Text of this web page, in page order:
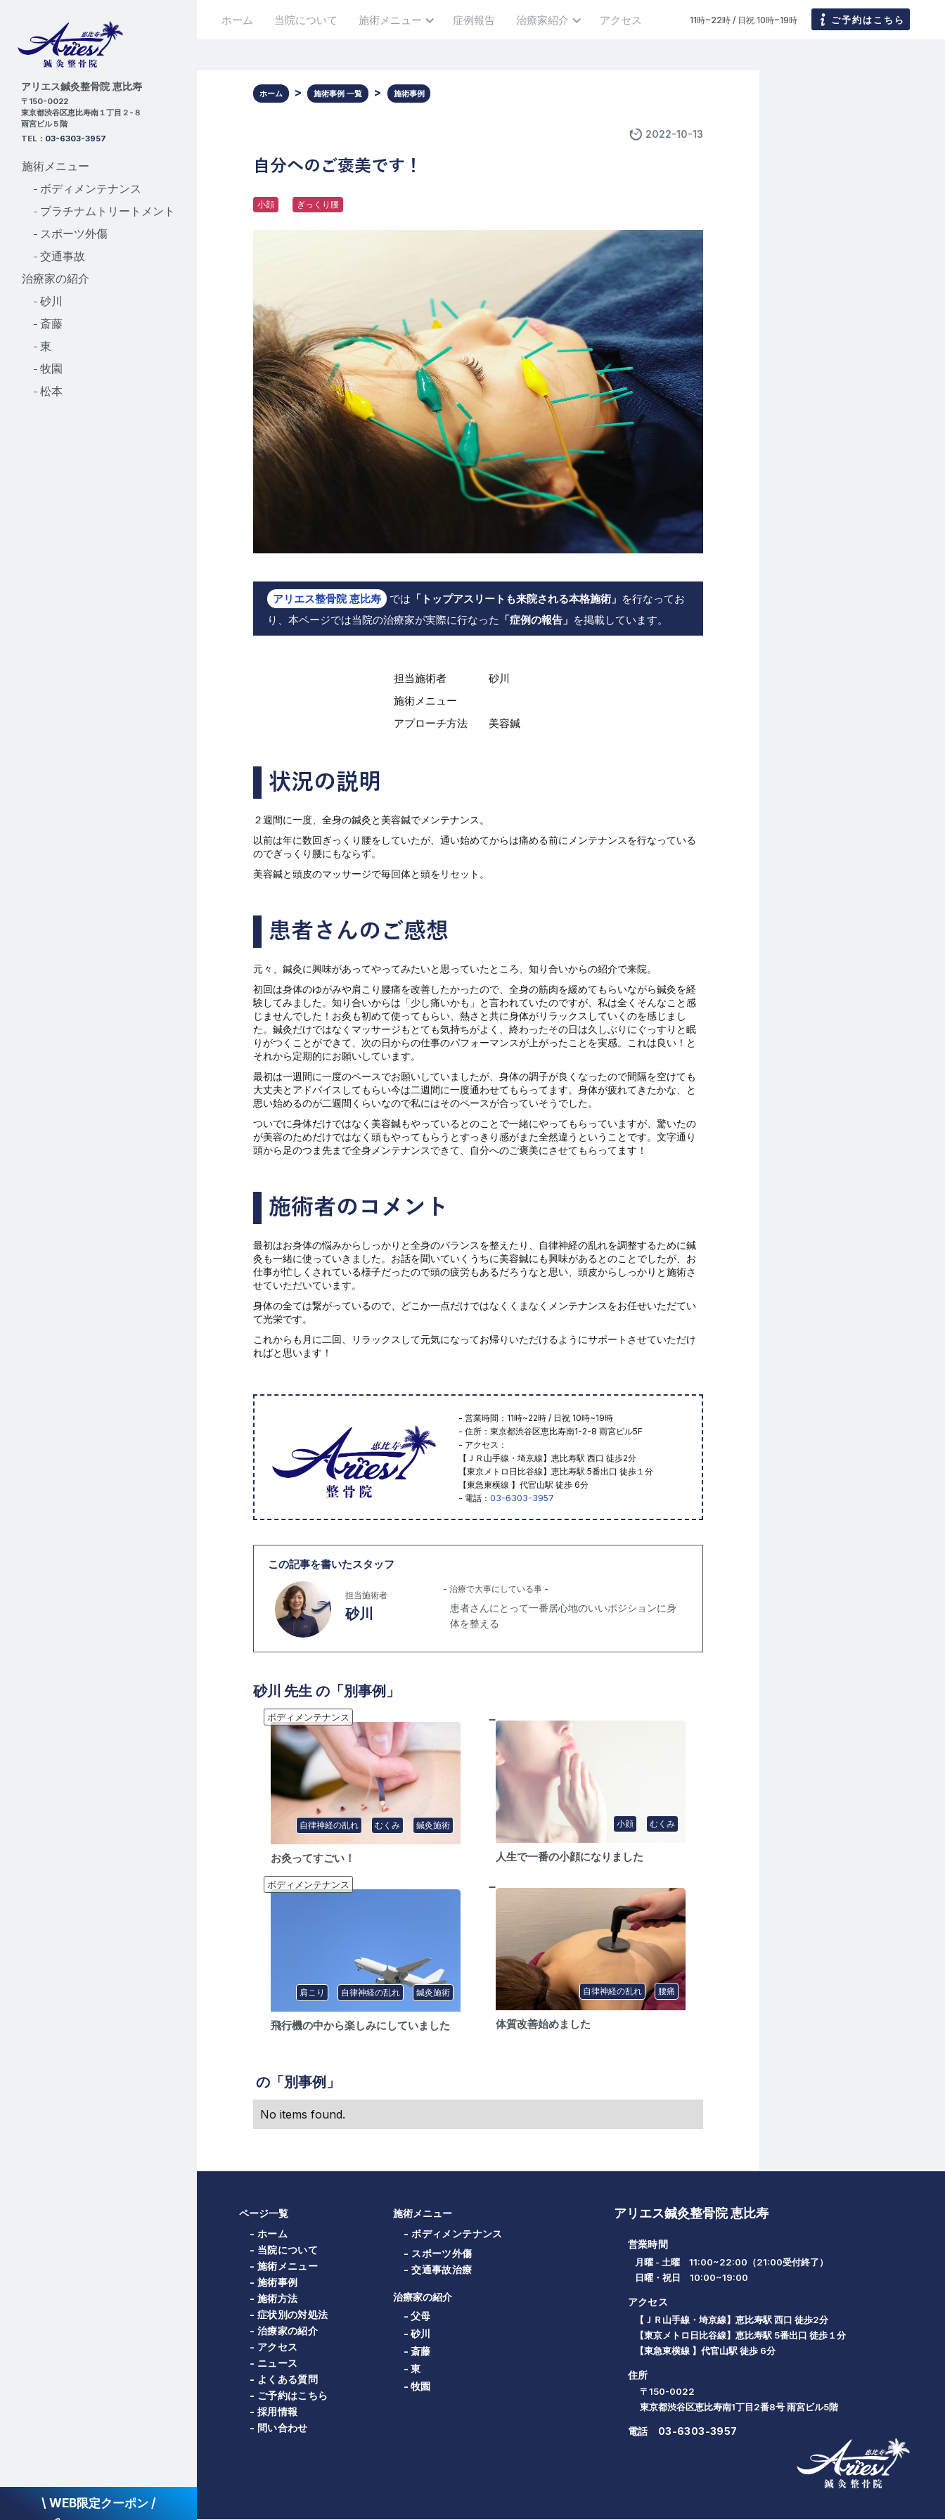
ホーム 当院について 施術メニュー 症例報告 治療家紹介 アクセス 11時~22時 / 日祝 10時~19時 ご予約はこちら
アリエス鍼灸整骨院 恵比寿
〒150-0022
東京都渋谷区恵比寿南１丁目２-８
雨宮ビル５階
TEL： 03-6303-3957
施術メニュー
- ボディメンテナンス
- プラチナムトリートメント
- スポーツ外傷
- 交通事故
治療家の紹介
- 砂川
- 斎藤
- 東
- 牧園
- 松本
\ WEB限定クーポン /
ホーム 施術事例 一覧 施術事例
2022-10-13
自分へのご褒美です！
小顔 ぎっくり腰
アリエス整骨院 恵比寿 では 「トップアスリートも来院される本格施術」 を行なってお
り、本ページでは当院の治療家が実際に行なった 「症例の報告」 を掲載しています。
担当施術者
砂川
施術メニュー
アプローチ方法
美容鍼
状況の説明
２週間に一度、全身の鍼灸と美容鍼でメンテナンス。
以前は年に数回ぎっくり腰をしていたが、通い始めてからは痛める前にメンテナンスを行なっている
のでぎっくり腰にもならず。
美容鍼と頭皮のマッサージで毎回体と頭をリセット。
患者さんのご感想
元々、鍼灸に興味があってやってみたいと思っていたところ、知り合いからの紹介で来院。
初回は身体のゆがみや肩こり腰痛を改善したかったので、全身の筋肉を緩めてもらいながら鍼灸を経
験してみました。知り合いからは「少し痛いかも」と言われていたのですが、私は全くそんなこと感
じませんでした！お灸も初めて使ってもらい、熱さと共に身体がリラックスしていくのを感じまし
た。鍼灸だけではなくマッサージもとても気持ちがよく、終わったその日は久しぶりにぐっすりと眠
りがつくことができて、次の日からの仕事のパフォーマンスが上がったことを実感。これは良い！と
それから定期的にお願いしています。
最初は一週間に一度のペースでお願いしていましたが、身体の調子が良くなったので間隔を空けても
大丈夫とアドバイスしてもらい今は二週間に一度通わせてもらってます。身体が疲れてきたかな、と
思い始めるのが二週間くらいなので私にはそのペースが合っていそうでした。
ついでに身体だけではなく美容鍼もやっているとのことで一緒にやってもらっていますが、驚いたの
が美容のためだけではなく頭もやってもらうとすっきり感がまた全然違うということです。文字通り
頭から足のつま先まで全身メンテナンスできて、自分へのご褒美にさせてもらってます！
施術者のコメント
最初はお身体の悩みからしっかりと全身のバランスを整えたり、自律神経の乱れを調整するために鍼
灸も一緒に使っていきました。お話を聞いていくうちに美容鍼にも興味があるとのことでしたが、お
仕事が忙しくされている様子だったので頭の疲労もあるだろうなと思い、頭皮からしっかりと施術さ
せていただいています。
身体の全ては繋がっているので、どこか一点だけではなくくまなくメンテナンスをお任せいただてい
て光栄です。
これからも月に二回、リラックスして元気になってお帰りいただけるようにサポートさせていただけ
ればと思います！
- 営業時間：11時~22時 / 日祝 10時~19時
- 住所：東京都渋谷区恵比寿南1-2-8 雨宮ビル5F
- アクセス：
【ＪＲ山手線・埼京線】恵比寿駅 西口 徒歩2分
【東京メトロ日比谷線】恵比寿駅 5番出口 徒歩１分
【東急東横線 】代官山駅 徒歩 6分
- 電話： 03-6303-3957
この記事を書いたスタッフ
担当施術者
砂川
- 治療で大事にしている事 -
患者さんにとって一番居心地のいいポジションに身
体を整える
砂川 先生 の「別事例」
ボディメンテナンス
自律神経の乱れ むくみ 鍼灸施術
お灸ってすごい！
小顔 むくみ
人生で一番の小顔になりました
ボディメンテナンス
肩こり 自律神経の乱れ 鍼灸施術
飛行機の中から楽しみにしていました
自律神経の乱れ 腰痛
体質改善始めました
の「別事例」
No items found.
ページ一覧
- ホーム
- 当院について
- 施術メニュー
- 施術事例
- 施術方法
- 症状別の対処法
- 治療家の紹介
- アクセス
- ニュース
- よくある質問
- ご予約はこちら
- 採用情報
- 問い合わせ
施術メニュー
- ボディメンテナンス
- スポーツ外傷
- 交通事故治療
治療家の紹介
- 父母
- 砂川
- 斎藤
- 東
- 牧園
アリエス鍼灸整骨院 恵比寿
営業時間
月曜 - 土曜 11:00~22:00（21:00受付終了）
日曜・祝日 10:00~19:00
アクセス
【ＪＲ山手線・埼京線】恵比寿駅 西口 徒歩2分
【東京メトロ日比谷線】恵比寿駅 5番出口 徒歩１分
【東急東横線 】代官山駅 徒歩 6分
住所
〒150-0022
東京都渋谷区恵比寿南1丁目2番8号 雨宮ビル5階
電話 03-6303-3957